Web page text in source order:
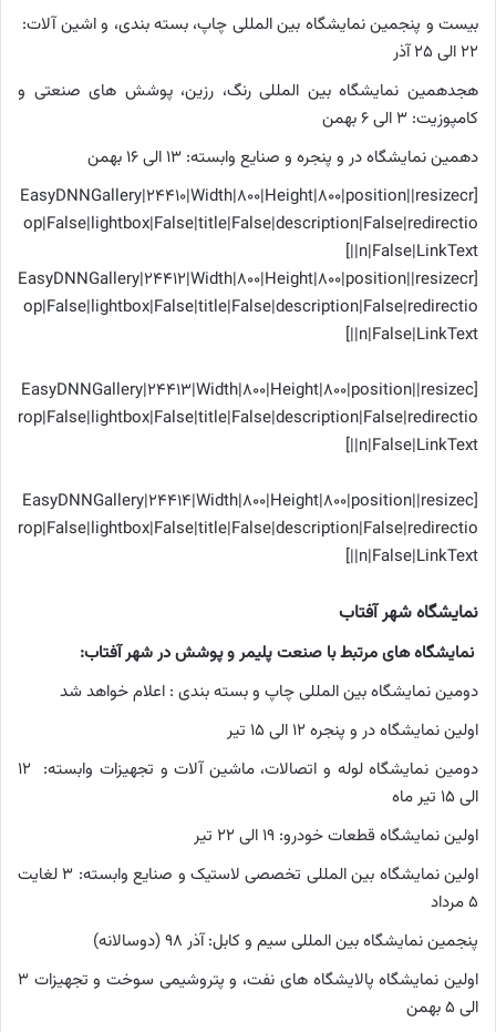
بیست و پنجمین نمایشگاه بین المللی چاپ، بسته بندی، و اشین آلات:
22 الی 25 آذر
هجدهمین نمایشگاه بین المللی رنگ، رزین، پوشش های صنعتی و
کامپوزیت: 3 الی 6 بهمن
دهمین نمایشگاه در و پنجره و صنایع وابسته: 13 الی 16 بهمن
[EasyDNNGallery|24410|Width|800|Height|800|position||resizecr
op|False|lightbox|False|title|False|description|False|redirectio
n|False|LinkText||]
[EasyDNNGallery|24412|Width|800|Height|800|position||resizecr
op|False|lightbox|False|title|False|description|False|redirectio
n|False|LinkText||]
[EasyDNNGallery|24413|Width|800|Height|800|position||resizec
rop|False|lightbox|False|title|False|description|False|redirectio
n|False|LinkText||]
[EasyDNNGallery|24414|Width|800|Height|800|position||resizec
rop|False|lightbox|False|title|False|description|False|redirectio
n|False|LinkText||]
نمایشگاه شهر آفتاب
نمایشگاه های مرتبط با صنعت پلیمر و پوشش در شهر آفتاب:
دومین نمایشگاه بین المللی چاپ و بسته بندی : اعلام خواهد شد
اولین نمایشگاه در و پنجره 12 الی 15 تیر
دومین نمایشگاه لوله و اتصالات، ماشین آلات و تجهیزات وابسته: 12
الی 15 تیر ماه
اولین نمایشگاه قطعات خودرو: 19 الی 22 تیر
اولین نمایشگاه بین المللی تخصصی لاستیک و صنایع وابسته: 3 لغایت
5 مرداد
پنجمین نمایشگاه بین المللی سیم و کابل: آذر 98 (دوسالانه)
اولین نمایشگاه پالایشگاه های نفت، و پتروشیمی سوخت و تجهیزات 3
الی 5 بهمن